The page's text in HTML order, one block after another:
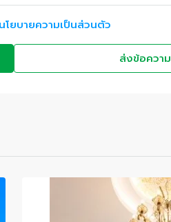
โยบายความเป็นส่วนตัว
ส่งข้อความ